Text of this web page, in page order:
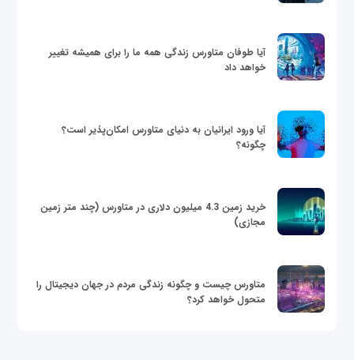
آیا طوفان متاورس زندگی همه ما را برای همیشه تغییر
خواهد داد
آیا ورود ایرانیان به دنیای متاورس امکان‌پذیر است؟
چگونه؟
خرید زمین 4.3 میلیون دلاری در متاورس (چند متر زمین
مجازی)
متاورس چیست و چگونه زندگی مردم در جهان دیجیتال را
متحول خواهد کرد؟